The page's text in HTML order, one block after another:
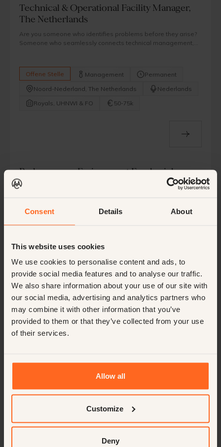
Consent Details About
This website uses cookies
We use cookies to personalise content and ads, to
provide social media features and to analyse our traffic.
We also share information about your use of our site with
our social media, advertising and analytics partners who
may combine it with other information that you’ve
provided to them or that they’ve collected from your use
of their services.
Allow all
Customize
Deny
Technical & Operational Facility Manager,
The Netherlands
Are you someone who identifies problems before they arise?
Someone who seamlessly connects technical management,
fundamental?
Offene Stelle Management
Permanent
Noord-Nederland, The Netherlands
Nederlands
Royals, UHNWI & FO
50-75k
Parkmanager, Ferienresort Frankreich
Es lebe La France! Sie möchten also Unternehmer werden und
Offene Stelle
Experience Manager, Utrecht, Niederlande
Unvergessliche Momente für jeden Gast schaffen — das ist es,
was dich antreibt. Du glänzt bei Showtime! Für ein führendes
zum letzten Applaus — bei Veranstaltungen und Live-
Offene Stelle Management
Permanent
Utrecht, auf dem Grundstück
Entertainment
50-75k